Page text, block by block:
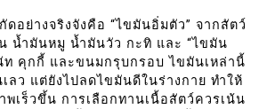
ดอย่างจริงจังคือ “ไขมันอิ่มตัว” จากสัตว์
น้ำมันหมู น้ำมันวัว กะทิ และ “ไขมัน
ท คุกกี้ และขนมกรุบกรอบ ไขมันเหล่านี้
ลว แต่ยังไปลดไขมันดีในร่างกาย ทำให้
พเร็วขึ้น การเลือกทานเนื้อสัตว์ควรเน้น